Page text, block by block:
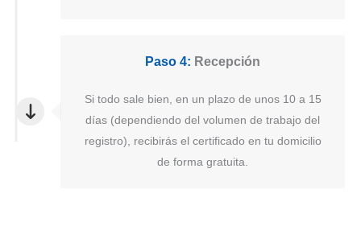
Paso 4: Recepción
Si todo sale bien, en un plazo de unos 10 a 15
días (dependiendo del volumen de trabajo del
registro), recibirás el certificado en tu domicilio
de forma gratuita.